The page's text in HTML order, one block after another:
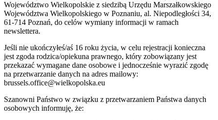
Województwo Wielkopolskie z siedzibą Urzędu Marszałkowskiego
Województwa Wielkopolskiego w Poznaniu, al. Niepodległości 34,
61-714 Poznań, do celów wymiany informacji w ramach
newslettera.
Jeśli nie ukończyłeś/aś 16 roku życia, w celu rejestracji konieczna
jest zgoda rodzica/opiekuna prawnego, który zobowiązany jest
przekazać wymagane dane osobowe i jednocześnie wyrazić zgodę
na przetwarzanie danych na adres mailowy:
brussels.office@wielkopolska.eu
Szanowni Państwo w związku z przetwarzaniem Państwa danych
osobowych informuję, że: